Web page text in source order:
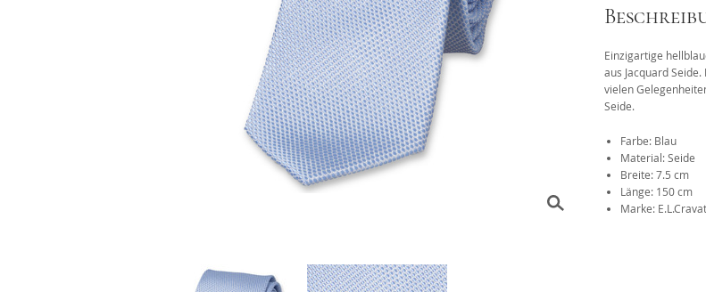
Stoffmasken
Gesichtsmasken Zubehör
Das 1x1 der
Einzigartige
aus Jacquard
vielen
Seide.
Farbe: Blau
Material: Seide
Breite: 7.5 cm
Länge: 150 cm
Marke: